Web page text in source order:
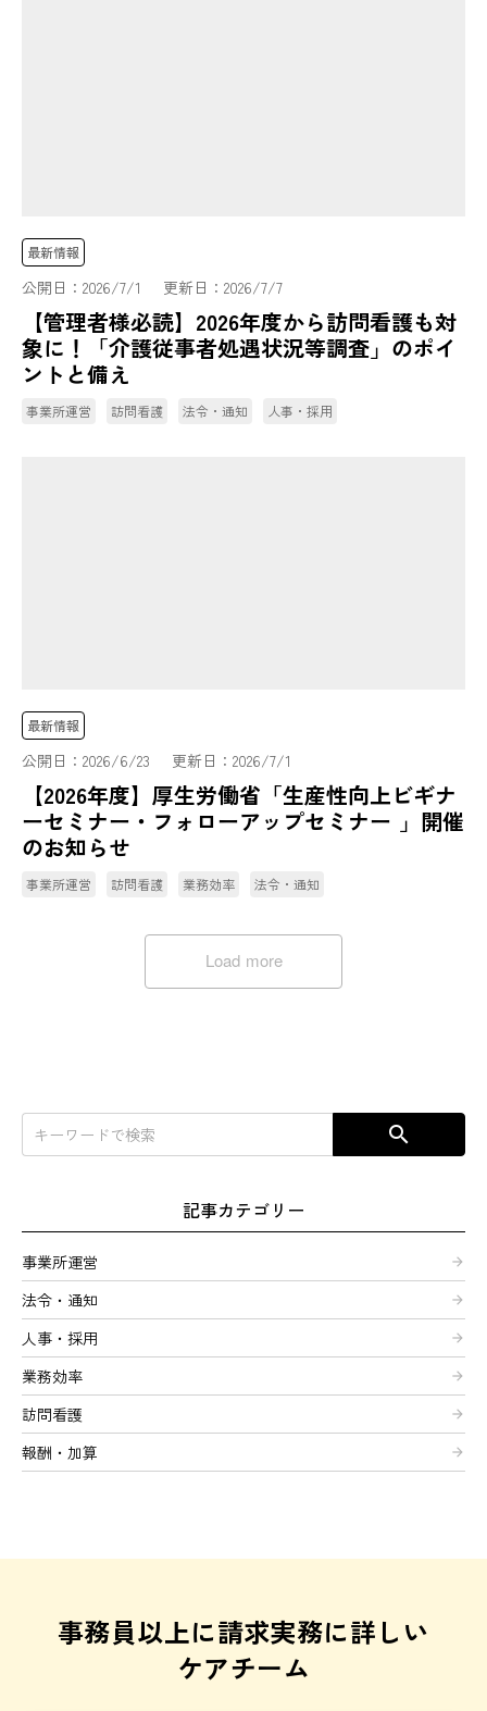
最新情報
公開日： 2026/7/1 更新日： 2026/7/7
【管理者様必読】2026年度から訪問看護も対
象に！「介護従事者処遇状況等調査」のポイ
ントと備え
事業所運営 訪問看護 法令・通知 人事・採用
最新情報
公開日： 2026/6/23 更新日： 2026/7/1
【2026年度】厚生労働省「生産性向上ビギナ
ーセミナー・フォローアップセミナー 」開催
のお知らせ
事業所運営 訪問看護 業務効率 法令・通知
Load more
search
記事カテゴリー
事業所運営 arrow_forward
法令・通知 arrow_forward
人事・採用 arrow_forward
業務効率 arrow_forward
訪問看護 arrow_forward
報酬・加算 arrow_forward
事務員以上に請求実務に詳しい
ケアチーム